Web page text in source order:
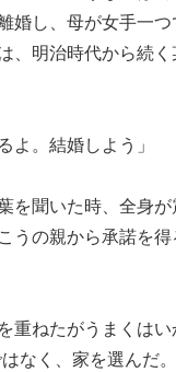
婚し、母が女手一
、明治時代から続
よ。結婚しよう」
を聞いた時、全身
うの親から承諾を
重ねたがうまくはい
なく、家を選んだ。